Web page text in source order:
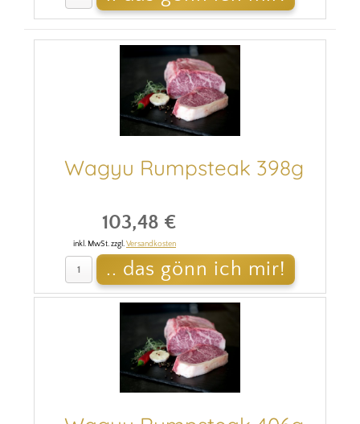
Wagyu Rumpsteak 398g
103,48 €
inkl. MwSt. zzgl.Versandkosten